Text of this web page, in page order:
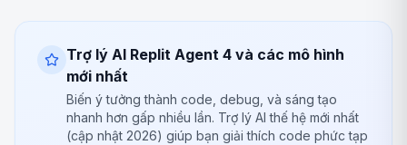
Trợ lý AI Replit Agent 4 và các mô hình
mới nhất
Biến ý tưởng thành code, debug, và sáng tạo
nhanh hơn gấp nhiều lần. Trợ lý AI thế hệ mới nhất
(cập nhật 2026) giúp bạn giải thích code phức tạp